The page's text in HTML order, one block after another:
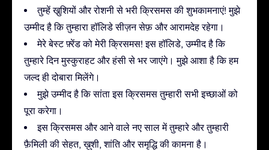
तुम्हें खु़शियों और रोशनी से भरी क्रिसमस की शुभकामनाएं! मुझे
उम्मीद है कि तुम्हारा हॉलिडे सीज़न सेफ़ और आरामदेह रहेगा।
मेरे बेस्ट फ़्रेंड को मेरी क्रिसमस! इस हॉलिडे, उम्मीद है कि
तुम्हारे दिन मुस्कुराहट और हंसी से भर जाएंगे। मुझे आशा है कि हम
जल्द ही दोबारा मिलेंगे।
मुझे उम्मीद है कि सांता इस क्रिसमस तुम्हारी सभी इच्छाओं को
पूरा करेगा।
इस क्रिसमस और आने वाले नए साल में तुम्हारे और तुम्हारी
फ़ैमिली की सेहत, ख़ुशी, शांति और समृद्धि की कामना है।